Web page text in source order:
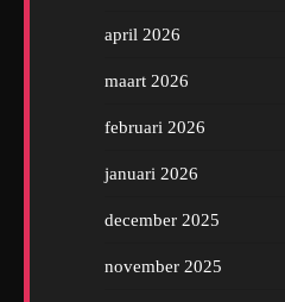
april 2026
maart 2026
februari 2026
januari 2026
december 2025
november 2025